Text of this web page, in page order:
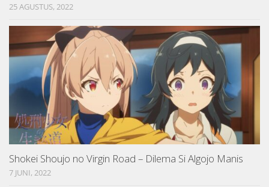
25 AGUSTUS, 2022
Shokei Shoujo no Virgin Road – Dilema Si Algojo Manis
7 JUNI, 2022